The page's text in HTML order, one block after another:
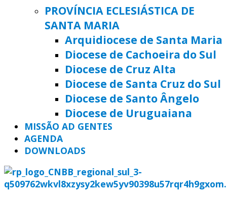
PROVÍNCIA ECLESIÁSTICA DE
SANTA MARIA
Arquidiocese de Santa Maria
Diocese de Cachoeira do Sul
Diocese de Cruz Alta
Diocese de Santa Cruz do Sul
Diocese de Santo Ângelo
Diocese de Uruguaiana
MISSÃO AD GENTES
AGENDA
DOWNLOADS